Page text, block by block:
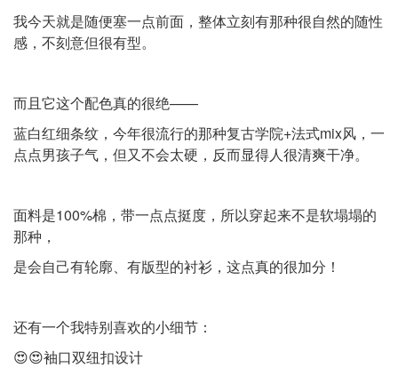
我今天就是随便塞一点前面，整体立刻有那种很自然的随性
感，不刻意但很有型。
而且它这个配色真的很绝——
蓝白红细条纹，今年很流行的那种复古学院+法式mix风，一
点点男孩子气，但又不会太硬，反而显得人很清爽干净。
面料是100%棉，带一点点挺度，所以穿起来不是软塌塌的
那种，
是会自己有轮廓、有版型的衬衫，这点真的很加分！
还有一个我特别喜欢的小细节：
😍😍袖口双纽扣设计